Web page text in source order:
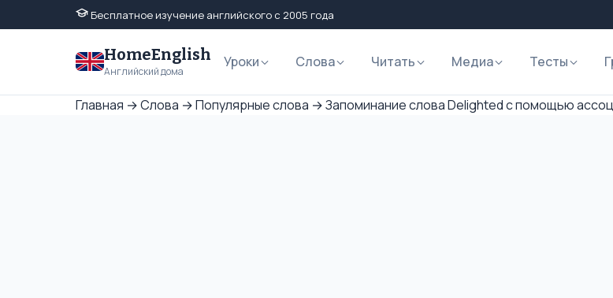
Бесплатное изучение английского с 2005 года
HomeEnglish
Английский дома
Уроки Слова Читать Медиа Тесты
Главная →Слова →Популярные слова →Запоминание слова Delighted с помощью